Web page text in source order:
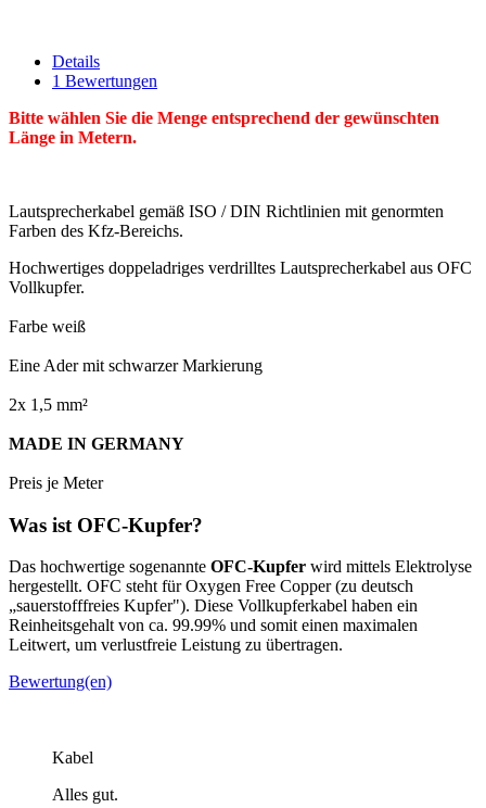
Details
1 Bewertungen
Bitte wählen Sie die Menge entsprechend der gewünschten
Länge in Metern.
Lautsprecherkabel gemäß ISO / DIN Richtlinien mit genormten
Farben des Kfz-Bereichs.
Hochwertiges doppeladriges verdrilltes Lautsprecherkabel aus OFC
Vollkupfer.
Farbe weiß
Eine Ader mit schwarzer Markierung
2x 1,5 mm²
MADE IN GERMANY
Preis je Meter
Was ist OFC-Kupfer?
Das hochwertige sogenannte OFC-Kupfer wird mittels Elektrolyse
hergestellt. OFC steht für Oxygen Free Copper (zu deutsch
„sauerstofffreies Kupfer"). Diese Vollkupferkabel haben ein
Reinheitsgehalt von ca. 99.99% und somit einen maximalen
Leitwert, um verlustfreie Leistung zu übertragen.
Bewertung(en)
Kabel
Alles gut.